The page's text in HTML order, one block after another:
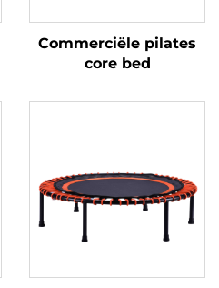
Commerciële pilates
core bed